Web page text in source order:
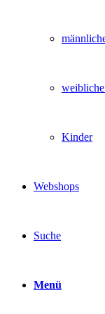
Kinder
Webshops
Suche
Menü